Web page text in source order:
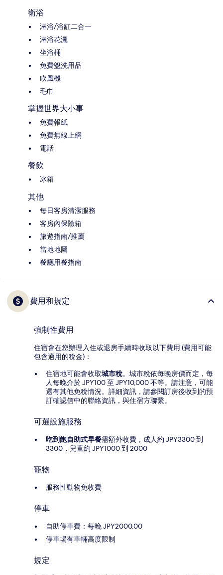
衛浴
淋浴/浴缸二合一
淋浴花灑
坐浴桶
免費盥洗用品
吹風機
毛巾
掌握世界大小事
免費報紙
免費無線上網
電話
餐飲
冰箱
其他
每日客房清潔服務
客房內保險箱
旅遊指南/推薦
當地地圖
餐廳用餐指南
費用和規定
強制性費用
住宿會在您辦理入住或退房手續時收取以下費用 (費用可能
包含適用的稅金)：
住宿地可能會收取城市稅。城市稅依每晚房價而定，每
人每晚介於 JPY100 至 JPY10,000 不等。請注意，可能
還有其他免稅情況。詳細資訊，請參閱訂房後收到的預
訂確認信中的聯絡資訊，與住宿方聯繫。
可選設施服務
吃到飽自助式早餐需額外收費，成人約 JPY3300 到
3300，兒童約 JPY1000 到 2000
寵物
服務性動物免收費
停車
自助停車費：每晚 JPY2000.00
停車場有車輛高度限制
規定